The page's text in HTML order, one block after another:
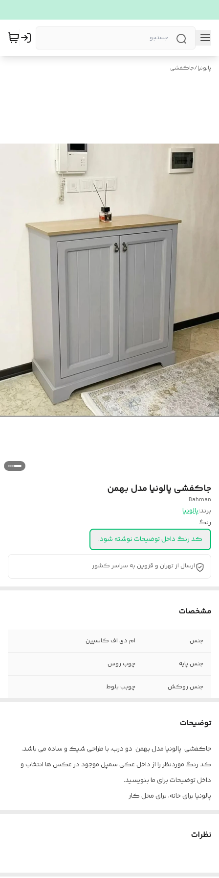
پالونیا/جاکفشی
جاکفشی پالونیا مدل بهمن
Bahman
برند:پالونیا
رنگ
کد رنگ داخل توضیحات نوشته شود.
ارسال از تهران و قزوین به سراسر کشور
مشخصات
جنس ام دی اف کاسپین
جنس پایه چوب روس
جنس روکش چوبب بلوط
توضیحات
جاکفشی پالونیا مدل بهمن دو درب، با طراحی شیک و ساده می باشد.
کد رنگ موردنظر را از داخل عکی سمپل موجود در عکس ها انتخاب و
داخل توضیحات برای ما بنویسید.
پالونیا برای خانه، برای محل کار
نظرات